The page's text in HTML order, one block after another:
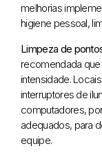
melhorias
higiene pessoal,
Limpeza de
recomendada
intensidade.
interruptores de
computadores,
adequados, para
equipe.